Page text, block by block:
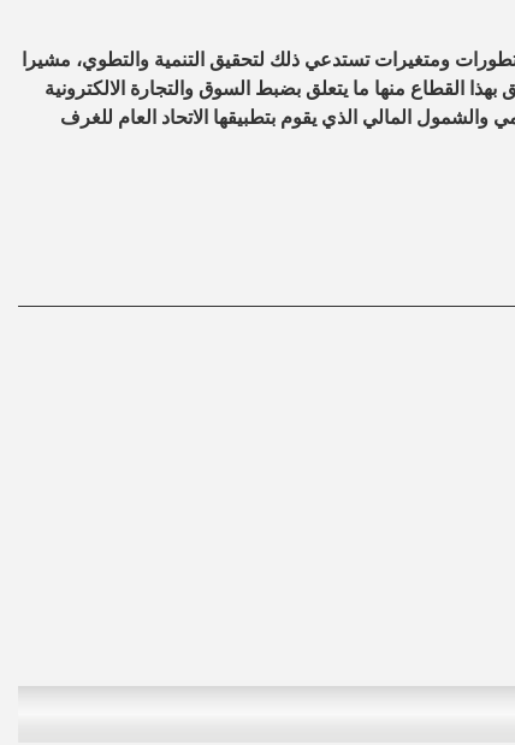
ومتغيرات تستدعي ذلك لتحقيق التنمية والتطوي، مشيرا
القطاع منها ما يتعلق بضبط السوق والتجارة الالكترونية
المالي الذي يقوم بتطبيقها الاتحاد العام للغرف